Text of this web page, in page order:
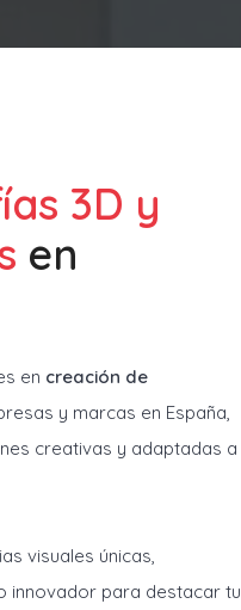
3D y
en
en creación de
y marcas en España,
creativas y adaptadas a
visuales únicas,
innovador para destacar tu